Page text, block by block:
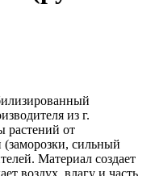
из г.
растений от
сильный
Материал создает
воздух, влагу и часть